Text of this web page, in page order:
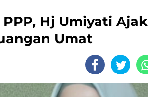
Hj Umiyati Ajak
Umat